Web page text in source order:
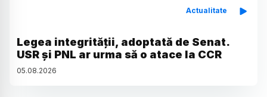
Actualitate
Legea integrității, adoptată de Senat.
USR și PNL ar urma să o atace la CCR
05.08.2026